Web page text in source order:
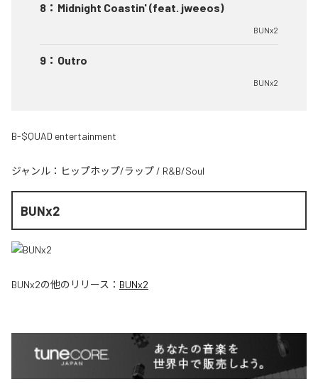
8 ： Midnight Coastin' (feat. jweeos)
BUNx2
9 ： Outro
BUNx2
B-$QUAD entertainment
ジャンル： ヒップホップ/ラップ / R&B/Soul
BUNx2
BUNx2の他のリリース： BUNx2